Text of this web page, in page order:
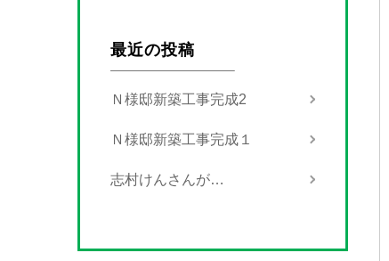
最近の投稿
Ｎ様邸新築工事完成2
Ｎ様邸新築工事完成１
志村けんさんが…